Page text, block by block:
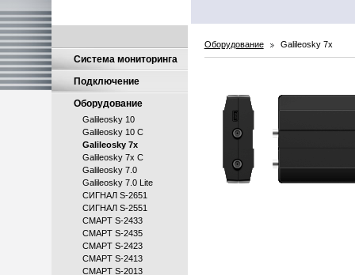
Система мониторинга
Подключение
Оборудование
Galileosky 10
Galileosky 10 C
Galileosky 7x
Galileosky 7x C
Galileosky 7.0
Galileosky 7.0 Lite
СИГНАЛ S-2651
СИГНАЛ S-2551
СМАРТ S-2433
СМАРТ S-2435
СМАРТ S-2423
СМАРТ S-2413
СМАРТ S-2013
Оборудование Galileosky 7x